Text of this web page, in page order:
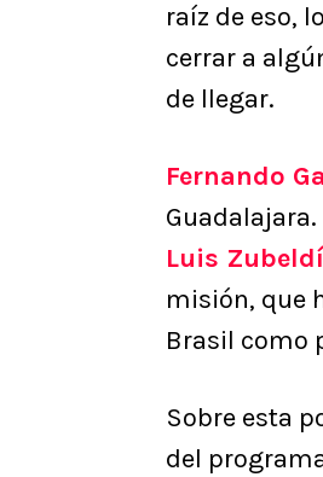
raíz de eso,
cerrar a
de llegar.
Fernando
Luis
misión, que
Brasil como
Sobre esta
del